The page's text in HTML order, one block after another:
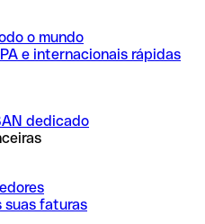
o mundo
e internacionais rápidas
dedicado
suas faturas